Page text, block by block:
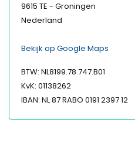
9615 TE - Groningen
Nederland
Bekijk op Google Maps
BTW: NL8199.78.747.B01
KvK: 01138262
IBAN: NL 87 RABO 0191 2397 12